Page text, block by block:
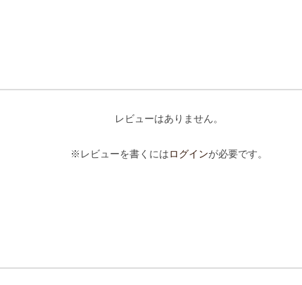
レビューはありません。
※レビューを書くにはログインが必要です。